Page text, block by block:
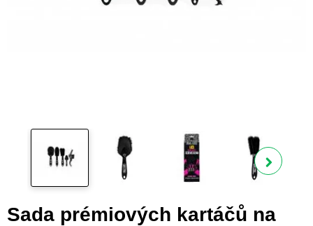
Sada prémiových kartáčů na